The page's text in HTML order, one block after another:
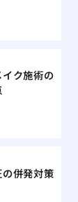
ク施術の
併発対策